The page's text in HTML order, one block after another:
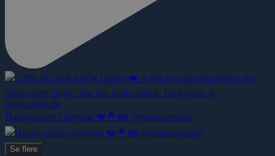
Happy easter everyone ❤️🐣 📸 @marlouvmarle
Se flere